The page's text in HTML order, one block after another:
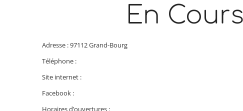
En Cours
Adresse : 97112 Grand-Bourg
Téléphone :
Site internet :
Facebook :
Horaires d’ouvertures :